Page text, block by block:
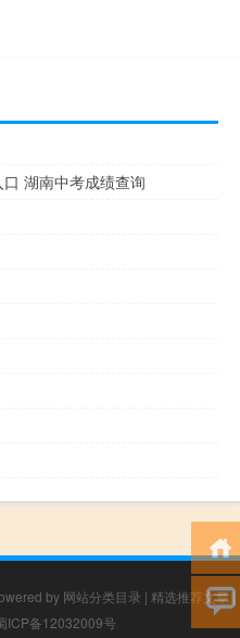
湖南中考成绩查询
by 网站分类目录 | 精选推荐文章|
ICP备12032009号